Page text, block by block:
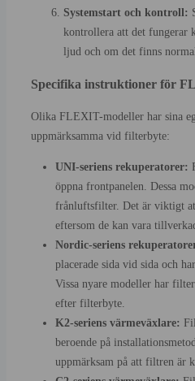
Systemstart och kontroll:
kontrollera att det fungerar
ljud och om det finns
Specifika instruktioner för
Olika FLEXIT-modeller har sina
uppmärksamma vid filterbyte:
UNI-seriens rekuperatorer:
öppna frontpanelen. Dessa
frånluftsfilter. Det är viktigt
eftersom de kan vara
Nordic-seriens
placerade sida vid sida och
Vissa nyare modeller har
efter filterbyte.
K2-seriens värmeväxlare:
beroende på
uppmärksam på att filtren är